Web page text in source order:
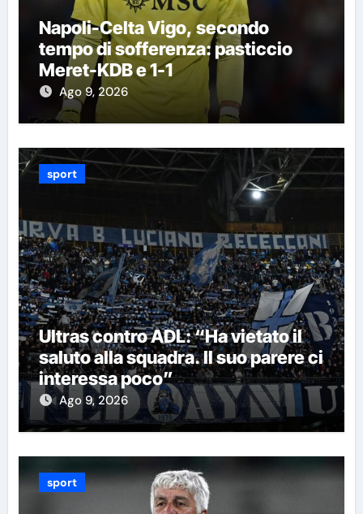
Napoli-Celta Vigo, secondo
tempo di sofferenza: pasticcio
Meret-KDB e 1-1
Ago 9, 2026
sport
Ultras contro ADL: “Ha vietato il
saluto alla squadra. Il suo parere ci
interessa poco”
Ago 9, 2026
sport